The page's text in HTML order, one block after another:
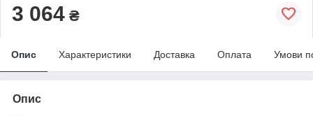
3 064 ₴
Опис Характеристики Доставка Оплата Умови
Опис